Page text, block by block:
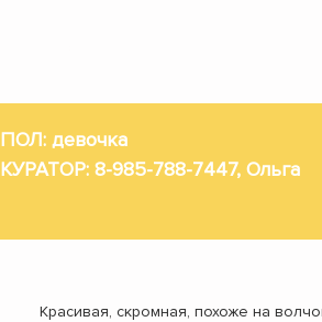
ПОЛ: девочка
КУРАТОР: 8-985-788-7447, Ольга
Красивая, скромная, похоже на